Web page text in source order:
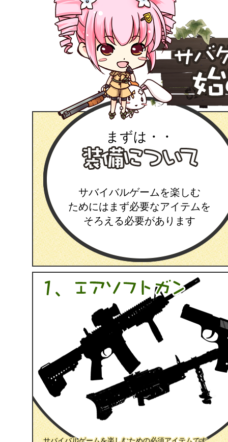
まずは・・
サバイバルゲームを楽しむ
ためにはまず必要なアイテムを
そろえる必要があります